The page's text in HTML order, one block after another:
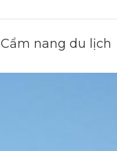
Cẩm nang du lịch